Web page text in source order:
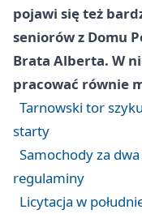
pojawi się też
seniorów z Domu
Brata Alberta. W
pracować równie
Tarnowski tor
starty
Samochody za
regulaminy
Licytacja w